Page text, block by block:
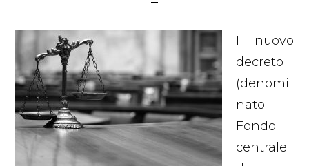
Il nuovo
decreto
(denomi
nato
Fondo
centrale